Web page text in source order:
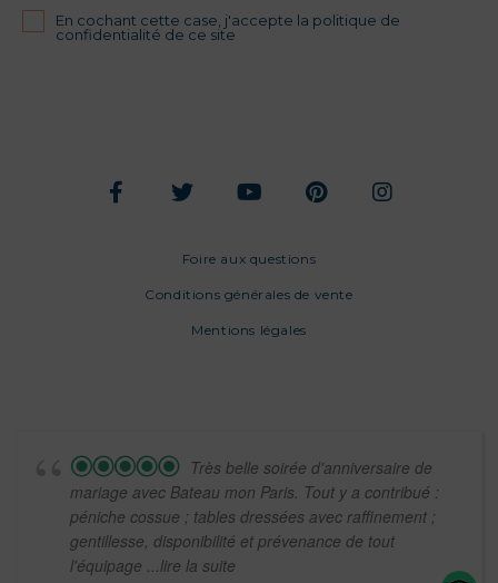
En cochant cette case, j'accepte la politique de
confidentialité de ce site
Foire aux questions
Conditions générales de vente
Mentions légales
Très belle soirée d'anniversaire de
mariage avec Bateau mon Paris. Tout y a contribué :
péniche cossue ; tables dressées avec raffinement ;
gentillesse, disponibilité et prévenance de tout
l'équipage ...lire la suite